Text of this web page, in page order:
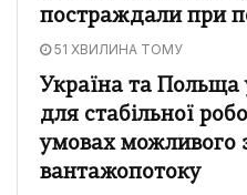
постраждали при
51 ХВИЛИНА ТОМУ
Україна та Польща
для стабільної
умовах можливого
вантажопотоку